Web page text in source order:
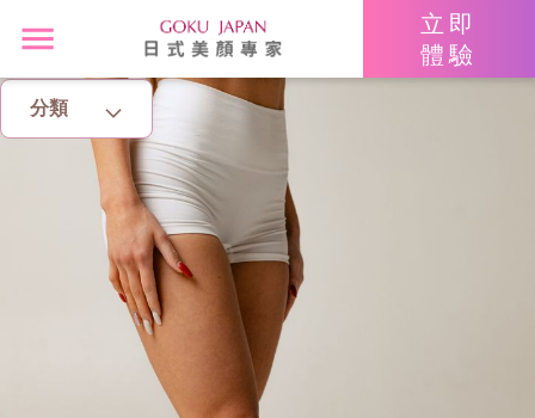
立即
體驗
分類